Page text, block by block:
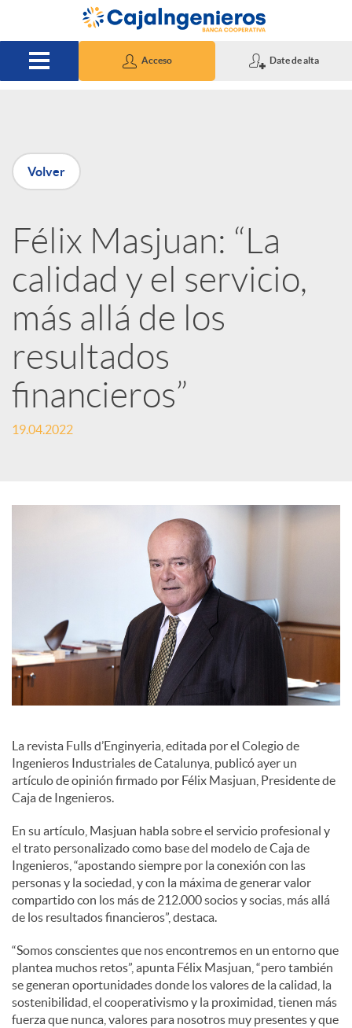
Saltar al contenido principal
Acceso Date de alta
P
u
b
l
i
c
d
d
e
c
o
n
t
e
n
Volver
Félix Masjuan: “La
calidad y el servicio,
más allá de los
resultados
financieros”
19.04.2022
La revista Fulls d’Enginyeria, editada por el Colegio de
Ingenieros Industriales de Catalunya, publicó ayer un
artículo de opinión firmado por Félix Masjuan, Presidente de
Caja de Ingenieros.
En su artículo, Masjuan habla sobre el servicio profesional y
el trato personalizado como base del modelo de Caja de
Ingenieros, “apostando siempre por la conexión con las
personas y la sociedad, y con la máxima de generar valor
compartido con los más de 212.000 socios y socias, más allá
de los resultados financieros”, destaca.
“Somos conscientes que nos encontremos en un entorno que
plantea muchos retos”, apunta Félix Masjuan, “pero también
se generan oportunidades donde los valores de la calidad, la
sostenibilidad, el cooperativismo y la proximidad, tienen más
fuerza que nunca, valores para nosotros muy presentes y que